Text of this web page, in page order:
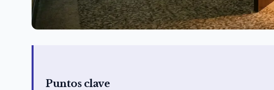
Puntos clave